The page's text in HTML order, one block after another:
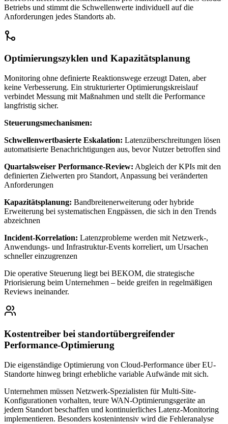
Betriebs und stimmt die Schwellenwerte individuell auf die
Anforderungen jedes Standorts ab.
Optimierungszyklen und Kapazitätsplanung
Monitoring ohne definierte Reaktionswege erzeugt Daten, aber
keine Verbesserung. Ein strukturierter Optimierungskreislauf
verbindet Messung mit Maßnahmen und stellt die Performance
langfristig sicher.
Steuerungsmechanismen:
Schwellenwertbasierte Eskalation: Latenzüberschreitungen lösen
automatisierte Benachrichtigungen aus, bevor Nutzer betroffen sind
Quartalsweiser Performance-Review: Abgleich der KPIs mit den
definierten Zielwerten pro Standort, Anpassung bei veränderten
Anforderungen
Kapazitätsplanung: Bandbreitenerweiterung oder hybride
Erweiterung bei systematischen Engpässen, die sich in den Trends
abzeichnen
Incident-Korrelation: Latenzprobleme werden mit Netzwerk-,
Anwendungs- und Infrastruktur-Events korreliert, um Ursachen
schneller einzugrenzen
Die operative Steuerung liegt bei BEKOM, die strategische
Priorisierung beim Unternehmen – beide greifen in regelmäßigen
Reviews ineinander.
Kostentreiber bei standortübergreifender
Performance-Optimierung
Die eigenständige Optimierung von Cloud-Performance über EU-
Standorte hinweg bringt erhebliche variable Aufwände mit sich.
Unternehmen müssen Netzwerk-Spezialisten für Multi-Site-
Konfigurationen vorhalten, teure WAN-Optimierungsgeräte an
jedem Standort beschaffen und kontinuierliches Latenz-Monitoring
implementieren. Besonders kostenintensiv wird die Fehleranalyse